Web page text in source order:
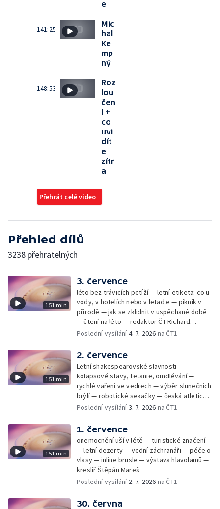
e
141:25
Mic
hal
Ke
mp
ný
148:53
Roz
lou
čen
í +
co
uvi
dít
e
zítr
a
Přehrát celé video
Přehled dílů
3238 přehratelných
151 min
3. července
léto bez trávicích potíží — letní etiketa: co u
vody, v hotelích nebo v letadle — piknik v
přírodě — jak se zklidnit v uspěchané době
— čtení na léto — redaktor ČT Richard
Samko
Poslední vysílání4. 7. 2026 na ČT1
151 min
2. července
Letní shakespearovské slavnosti —
kolapsové stavy, tetanie, omdlévání —
rychlé vaření ve vedrech — výběr slunečních
brýlí — robotické sekačky — česká atletická
rekordmanka — psí seriál: výmarský
Poslední vysílání3. 7. 2026 na ČT1
151 min
1. července
onemocnění uší v létě — turistické značení
— letní dezerty — vodní záchranáři — péče o
vlasy — inline brusle — výstava hlavolamů —
kreslíř Štěpán Mareš
Poslední vysílání 2. 7. 2026 na ČT1
30. června